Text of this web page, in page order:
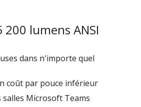
lumens ANSI
dans n'importe quel
coût par pouce inférieur
Microsoft Teams